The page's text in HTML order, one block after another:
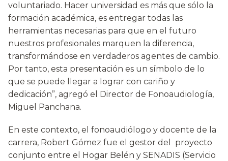
voluntariado. Hacer universidad es más que sólo la
formación académica, es entregar todas las
herramientas necesarias para que en el futuro
nuestros profesionales marquen la diferencia,
transformándose en verdaderos agentes de cambio.
Por tanto, esta presentación es un símbolo de lo
que se puede llegar a lograr con cariño y
dedicación”, agregó el Director de Fonoaudiología,
Miguel Panchana.
En este contexto, el fonoaudiólogo y docente de la
carrera, Robert Gómez fue el gestor del proyecto
conjunto entre el Hogar Belén y SENADIS (Servicio